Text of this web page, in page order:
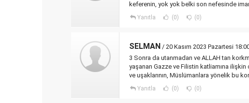
keferenin, yok yok belki son nefesinde
Yanıtla (0) (0)
SELMAN / 20 Kasım 2023 Pazartesi
3 Sonra da utanmadan ve ALLAH tan
yaşanan Gazze ve Filistin katliamına
ve uşaklarının, Müslümanlara yönelik bu
Yanıtla (0) (0)